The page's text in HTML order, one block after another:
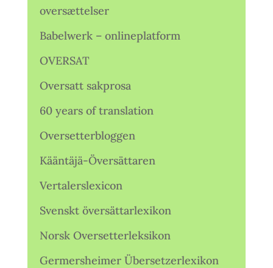
oversættelser
Babelwerk – onlineplatform
OVERSAT
Oversatt sakprosa
60 years of translation
Oversetterbloggen
Kääntäjä-Översättaren
Vertalerslexicon
Svenskt översättarlexikon
Norsk Oversetterleksikon
Germersheimer Übersetzerlexikon